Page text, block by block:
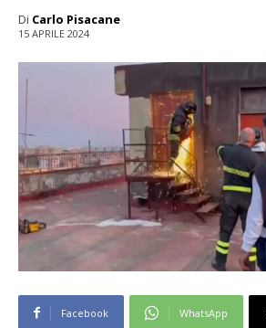
Di Carlo Pisacane
15 APRILE 2024
Facebook WhatsApp